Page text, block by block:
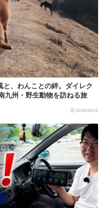
と、わんことの絆。ダイレク
九州・野生動物を訪ねる旅
2026/08/05